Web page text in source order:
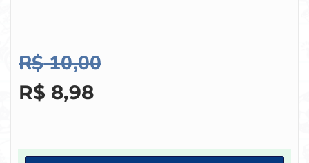
R$10,00
R$ 8,98